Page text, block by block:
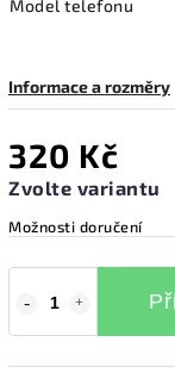
Model telefonu
Informace a rozměry
320 Kč
Zvolte variantu
Možnosti doručení